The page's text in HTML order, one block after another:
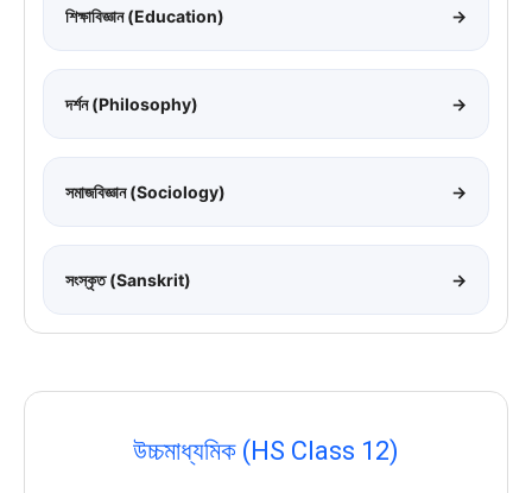
শিক্ষাবিজ্ঞান (Education) →
দর্শন (Philosophy) →
সমাজবিজ্ঞান (Sociology) →
সংস্কৃত (Sanskrit) →
উচ্চমাধ্যমিক (HS Class 12)